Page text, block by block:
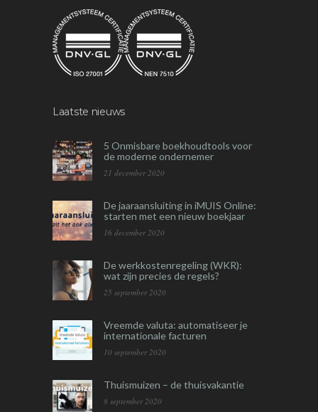
Laatste nieuws
5 Onmisbare boekhoudtools voor
de moderne ondernemer
21 december 2020
De jaaraansluiting in iMUIS Online:
starten met een nieuw boekjaar
16 december 2020
De werkkostenregeling (WKR):
wat zijn precies de regels?
25 september 2020
Vreemde valuta: automatiseer je
internationale facturen
10 september 2020
Thuismuizen – de thuisvakantie
8 september 2020